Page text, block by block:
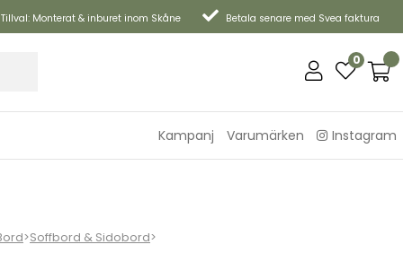
Tillval: Monterat & inburet inom Skåne Betala senare med Svea faktura
0
Kampanj Varumärken Instagram
>Soffbord & Sidobord>